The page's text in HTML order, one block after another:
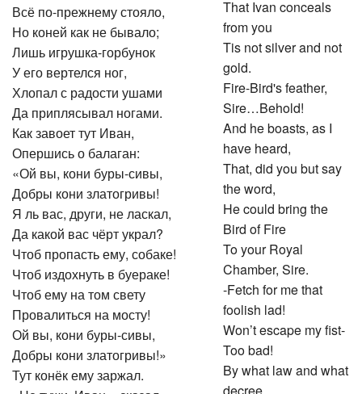
Всё по-прежнему стояло,
Но коней как не бывало;
Лишь игрушка-горбунок
У его вертелся ног,
Хлопал с радости ушами
Да приплясывал ногами.
Как завоет тут Иван,
Опершись о балаган:
«Ой вы, кони буры-сивы,
Добры кони златогривы!
Я ль вас, други, не ласкал,
Да какой вас чёрт украл?
Чтоб пропасть ему, собаке!
Чтоб издохнуть в буераке!
Чтоб ему на том свету
Провалиться на мосту!
Ой вы, кони буры-сивы,
Добры кони златогривы!»
Тут конёк ему заржал.
That Ivan conceals
from you
Tis not silver and not
gold.
Fire-Bird's feather,
Sire…Behold!
And he boasts, as I
have heard,
That, did you but say
the word,
He could bring the
Bird of Fire
To your Royal
Chamber, Sire.
-Fetch for me that
foolish lad!
Won’t escape my fist-
Too bad!
By what law and what